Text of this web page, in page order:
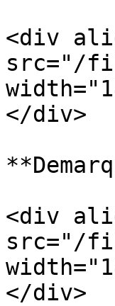
<div
src="/
</div>
<div
src="/
</div>